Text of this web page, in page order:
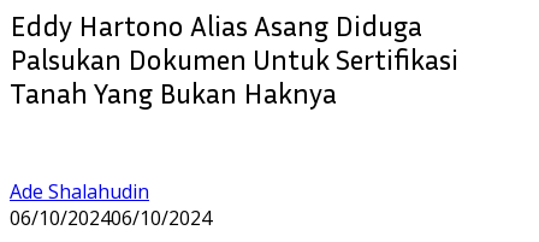
Eddy Hartono Alias Asang Diduga
Palsukan Dokumen Untuk Sertifikasi
Tanah Yang Bukan Haknya
Ade Shalahudin
06/10/202406/10/2024